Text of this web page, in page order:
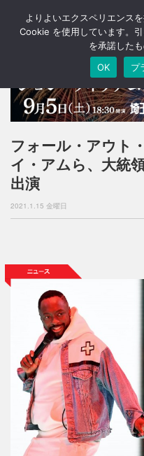
フォール・アウト
イ・アムら、大統
出演
2021.1.15 金曜日
よりよいエクスペリエンス
Cookie を使用しています。
を承諾した
OK
プ